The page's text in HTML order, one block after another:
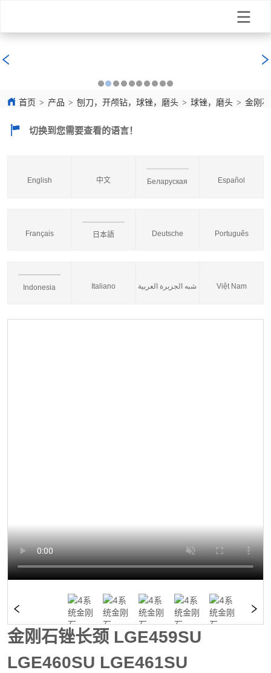
首页 > 产品 > 刨刀，开颅钻，球锉，磨头 > 球锉，磨头 > 金刚
切换到您需要查看的语言！
English 中文 Беларуская Español
Français 日本語 Deutsche Português
Indonesia Italiano شبه الجزيرة العربية Việt Nam
金刚石锉长颈 LGE459SU
LGE460SU LGE461SU